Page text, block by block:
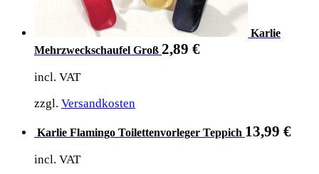
Karlie
Mehrzweckschaufel Groß 2,89 €
incl. VAT
zzgl. Versandkosten
Karlie Flamingo Toilettenvorleger Teppich 13,99 €
incl. VAT